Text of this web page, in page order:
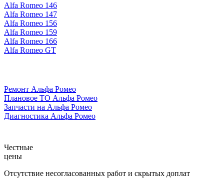
Alfa Romeo 146
Alfa Romeo 147
Alfa Romeo 156
Alfa Romeo 159
Alfa Romeo 166
Alfa Romeo GT
Ремонт Альфа Ромео
Плановое ТО Альфа Ромео
Запчасти на Альфа Ромео
Диагностика Альфа Ромео
Честные
цены
Отсутствие несогласованных работ и скрытых доплат